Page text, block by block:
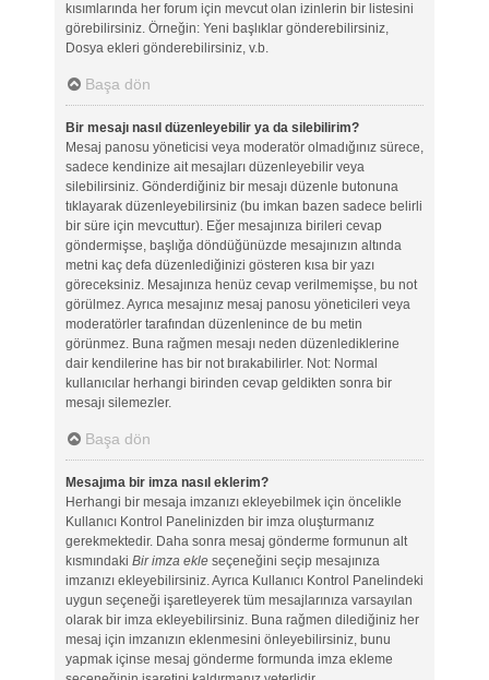
kısımlarında her forum için mevcut olan izinlerin bir listesini
görebilirsiniz. Örneğin: Yeni başlıklar gönderebilirsiniz,
Dosya ekleri gönderebilirsiniz, v.b.
Başa dön
Bir mesajı nasıl düzenleyebilir ya da silebilirim?
Mesaj panosu yöneticisi veya moderatör olmadığınız sürece,
sadece kendinize ait mesajları düzenleyebilir veya
silebilirsiniz. Gönderdiğiniz bir mesajı düzenle butonuna
tıklayarak düzenleyebilirsiniz (bu imkan bazen sadece belirli
bir süre için mevcuttur). Eğer mesajınıza birileri cevap
göndermişse, başlığa döndüğünüzde mesajınızın altında
metni kaç defa düzenlediğinizi gösteren kısa bir yazı
göreceksiniz. Mesajınıza henüz cevap verilmemişse, bu not
görülmez. Ayrıca mesajınız mesaj panosu yöneticileri veya
moderatörler tarafından düzenlenince de bu metin
görünmez. Buna rağmen mesajı neden düzenlediklerine
dair kendilerine has bir not bırakabilirler. Not: Normal
kullanıcılar herhangi birinden cevap geldikten sonra bir
mesajı silemezler.
Başa dön
Mesajıma bir imza nasıl eklerim?
Herhangi bir mesaja imzanızı ekleyebilmek için öncelikle
Kullanıcı Kontrol Panelinizden bir imza oluşturmanız
gerekmektedir. Daha sonra mesaj gönderme formunun alt
kısmındaki Bir imza ekleseçeneğini seçip mesajınıza
imzanızı ekleyebilirsiniz. Ayrıca Kullanıcı Kontrol Panelindeki
uygun seçeneği işaretleyerek tüm mesajlarınıza varsayılan
olarak bir imza ekleyebilirsiniz. Buna rağmen dilediğiniz her
mesaj için imzanızın eklenmesini önleyebilirsiniz, bunu
yapmak içinse mesaj gönderme formunda imza ekleme